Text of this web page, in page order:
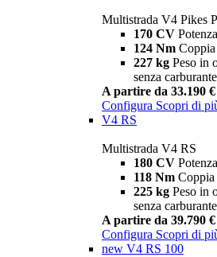
Multistrada V4 Pikes
170 CV Potenza
124 Nm Coppia
227 kg Peso in
senza carburante
A partire da 33.190 €
Configura Scopri di
V4 RS
Multistrada V4 RS
180 CV Potenza
118 Nm Coppia
225 kg Peso in
senza carburante
A partire da 39.790 €
Configura Scopri di
new V4 RS 100